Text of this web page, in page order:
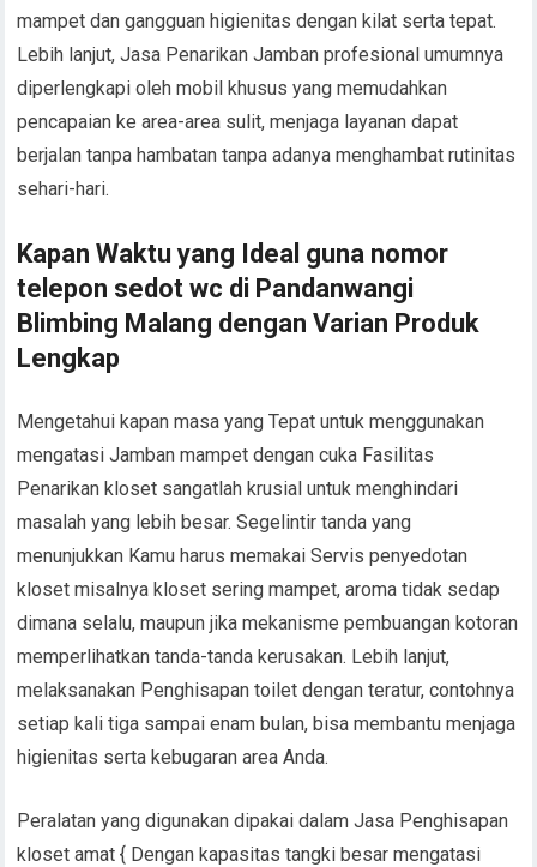
mampet dan gangguan higienitas dengan kilat serta tepat.
Lebih lanjut, Jasa Penarikan Jamban profesional umumnya
diperlengkapi oleh mobil khusus yang memudahkan
pencapaian ke area-area sulit, menjaga layanan dapat
berjalan tanpa hambatan tanpa adanya menghambat rutinitas
sehari-hari.
Kapan Waktu yang Ideal guna nomor
telepon sedot wc di Pandanwangi
Blimbing Malang dengan Varian Produk
Lengkap
Mengetahui kapan masa yang Tepat untuk menggunakan
mengatasi Jamban mampet dengan cuka Fasilitas
Penarikan kloset sangatlah krusial untuk menghindari
masalah yang lebih besar. Segelintir tanda yang
menunjukkan Kamu harus memakai Servis penyedotan
kloset misalnya kloset sering mampet, aroma tidak sedap
dimana selalu, maupun jika mekanisme pembuangan kotoran
memperlihatkan tanda-tanda kerusakan. Lebih lanjut,
melaksanakan Penghisapan toilet dengan teratur, contohnya
setiap kali tiga sampai enam bulan, bisa membantu menjaga
higienitas serta kebugaran area Anda.
Peralatan yang digunakan dipakai dalam Jasa Penghisapan
kloset amat { Dengan kapasitas tangki besar mengatasi